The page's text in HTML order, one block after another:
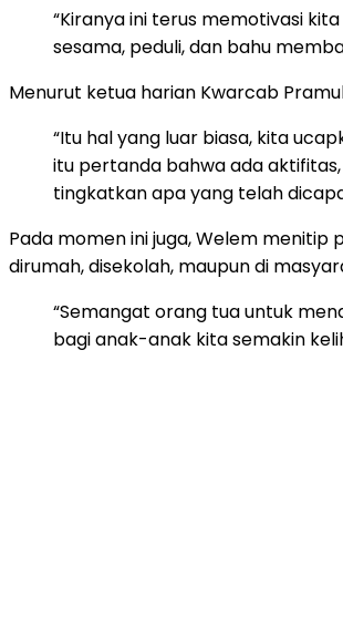
“Kiranya ini terus memotivasi
sesama, peduli, dan bahu
Menurut ketua harian Kwarcab
“Itu hal yang luar biasa, kita
itu pertanda bahwa ada
tingkatkan apa yang telah
Pada momen ini juga, Welem
dirumah, disekolah, maupun di
“Semangat orang tua untuk
bagi anak-anak kita semakin